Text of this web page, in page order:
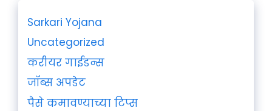
Sarkari Yojana
Uncategorized
करीयर गाईडन्स
जॉब्स अपडेट
पैसे कमावण्याच्या टिप्स